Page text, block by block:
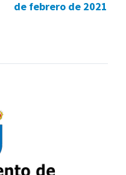
de febrero de 2021